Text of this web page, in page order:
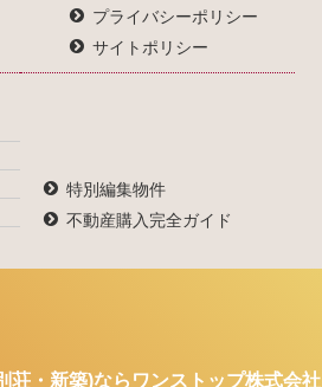
プライバシーポリシー
サイトポリシー
特別編集物件
不動産購入完全ガイド
荘・新築)なら ワンストップ株式会社